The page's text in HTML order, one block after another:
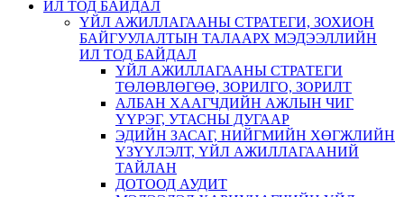
ИЛ ТОД БАЙДАЛ
ҮЙЛ АЖИЛЛАГААНЫ СТРАТЕГИ, ЗОХИОН
БАЙГУУЛАЛТЫН ТАЛААРХ МЭДЭЭЛЛИЙН
ИЛ ТОД БАЙДАЛ
ҮЙЛ АЖИЛЛАГААНЫ СТРАТЕГИ
ТӨЛӨВЛӨГӨӨ, ЗОРИЛГО, ЗОРИЛТ
АЛБАН ХААГЧДИЙН АЖЛЫН ЧИГ
ҮҮРЭГ, УТАСНЫ ДУГААР
ЭДИЙН ЗАСАГ, НИЙГМИЙН ХӨГЖЛИЙН
ҮЗҮҮЛЭЛТ, ҮЙЛ АЖИЛЛАГААНИЙ
ТАЙЛАН
ДОТООД АУДИТ